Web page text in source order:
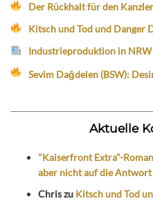
Der Rückhalt für den
Kitsch und Tod und Danger
Industrieproduktion in
Sevim Dağdelen (BSW):
Aktuelle
"Kaiserfront Extra"-
aber nicht auf die Antwort
Chriszu Kitsch und Tod